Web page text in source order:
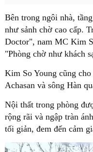
Bên trong ngôi nhà,
như sảnh chờ cao cấp.
Doctor", nam MC Kim
"Phòng chờ như khách
Kim So Young cũng
Achasan và sông Hàn
Nội thất trong phòng
rộng rãi và ngập tràn
tối giản, đem đến cảm